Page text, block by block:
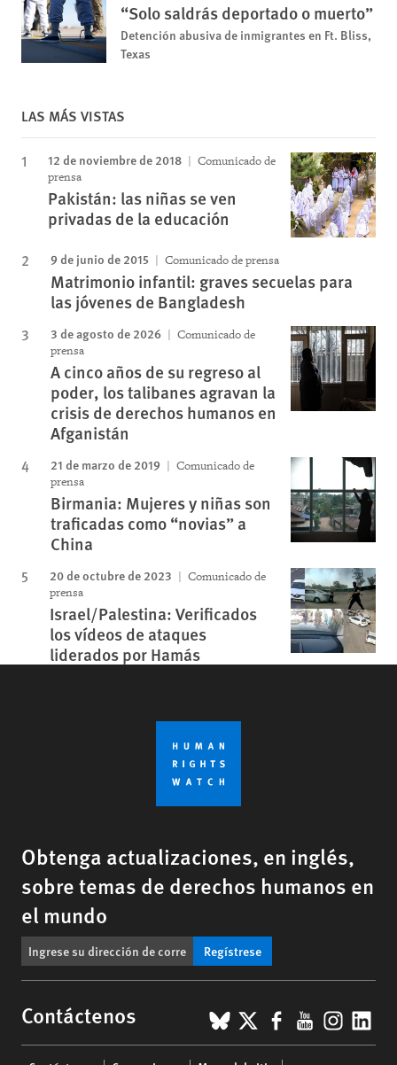
“Solo saldrás deportado o muerto”
Detención abusiva de inmigrantes en Ft. Bliss,
Texas
LAS MÁS VISTAS
12 de noviembre de 2018
Comunicado de
prensa
Pakistán: las niñas se ven
privadas de la educación
9 de junio de 2015 Comunicado de prensa
Matrimonio infantil: graves secuelas para
las jóvenes de Bangladesh
3 de agosto de 2026
Comunicado de
prensa
A cinco años de su regreso al
poder, los talibanes agravan la
crisis de derechos humanos en
Afganistán
21 de marzo de 2019
Comunicado de
prensa
Birmania: Mujeres y niñas son
traficadas como “novias” a
China
20 de octubre de 2023
Comunicado de
prensa
Israel/Palestina: Verificados
los vídeos de ataques
liderados por Hamás
Obtenga actualizaciones, en inglés,
sobre temas de derechos humanos en
el mundo
Regístrese
Contáctenos BlueSky
X Facebook
YouTube